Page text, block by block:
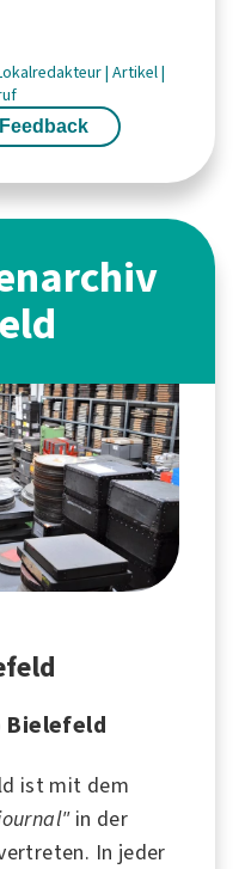
| Artikel|
Feedback
Bielefeld
ist mit dem
in der
In jeder